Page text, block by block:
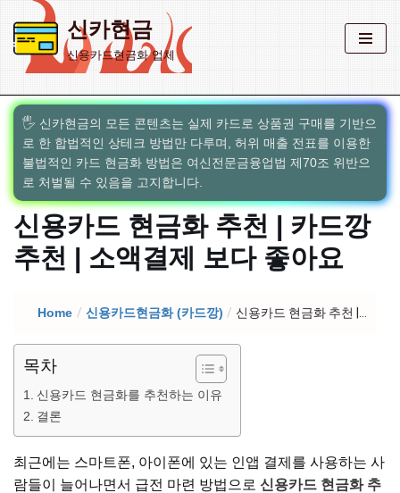
콘
텐
로
건
너
뛰
기
신카현금
신용카드현금화 업체
🖐️ 신카현금의 모든 콘텐츠는 실제 카드로 상품권 구매를 기반으
로 한 합법적인 상테크 방법만 다루며, 허위 매출 전표를 이용한
불법적인 카드 현금화 방법은 여신전문금융업법 제70조 위반으
로 처벌될 수 있음을 고지합니다.
신용카드 현금화 추천 | 카드깡
추천 | 소액결제 보다 좋아요
Home / 신용카드현금화 (카드깡) / 신용카드 현금화 추천 |...
목차
신용카드 현금화를 추천하는 이유
결론
최근에는 스마트폰, 아이폰에 있는 인앱 결제를 사용하는 사
람들이 늘어나면서 급전 마련 방법으로 신용카드 현금화 추